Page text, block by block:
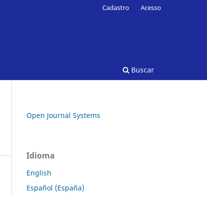
Buscar
Cadastro Acesso
Open Journal Systems
Idioma
English
Español (España)